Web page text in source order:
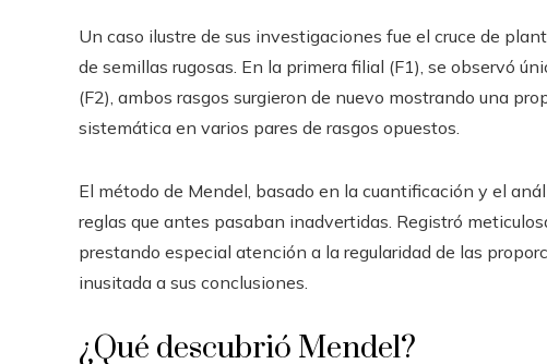
Un caso ilustre de sus investigaciones fue el cruce de
de semillas rugosas. En la primera filial (F1), se observó
(F2), ambos rasgos surgieron de nuevo mostrando una
sistemática en varios pares de rasgos opuestos.
El método de Mendel, basado en la cuantificación y el
reglas que antes pasaban inadvertidas. Registró
prestando especial atención a la regularidad de las
inusitada a sus conclusiones.
¿Qué descubrió Mendel?